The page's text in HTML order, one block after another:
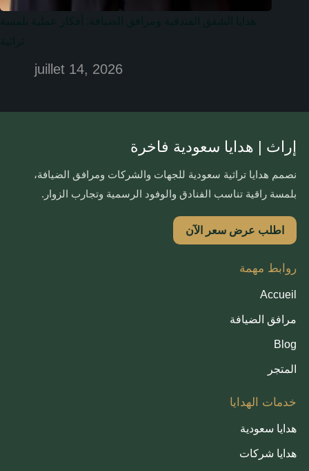
juillet 14, 2026
إراث | هدايا سعودية فاخرة
نصمم هدايا تراثية سعودية للجهات والشركات ومرافق الضيافة،
بلمسة راقية تناسب الفنادق والوفود الرسمية وتجارب الزوار.
اطلب عرض سعر الآن
روابط مهمة
Accueil
مرافق الضيافة
Blog
المتجر
خدمات الهدايا
هدايا سعودية
هدايا شركات